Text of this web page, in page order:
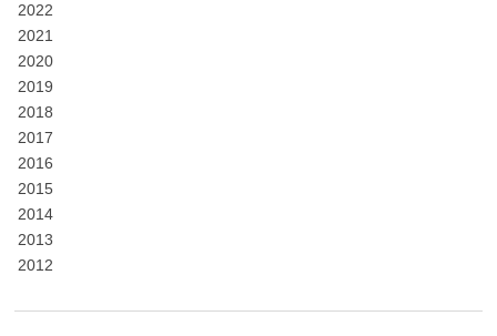
2022
2021
2020
2019
2018
2017
2016
2015
2014
2013
2012